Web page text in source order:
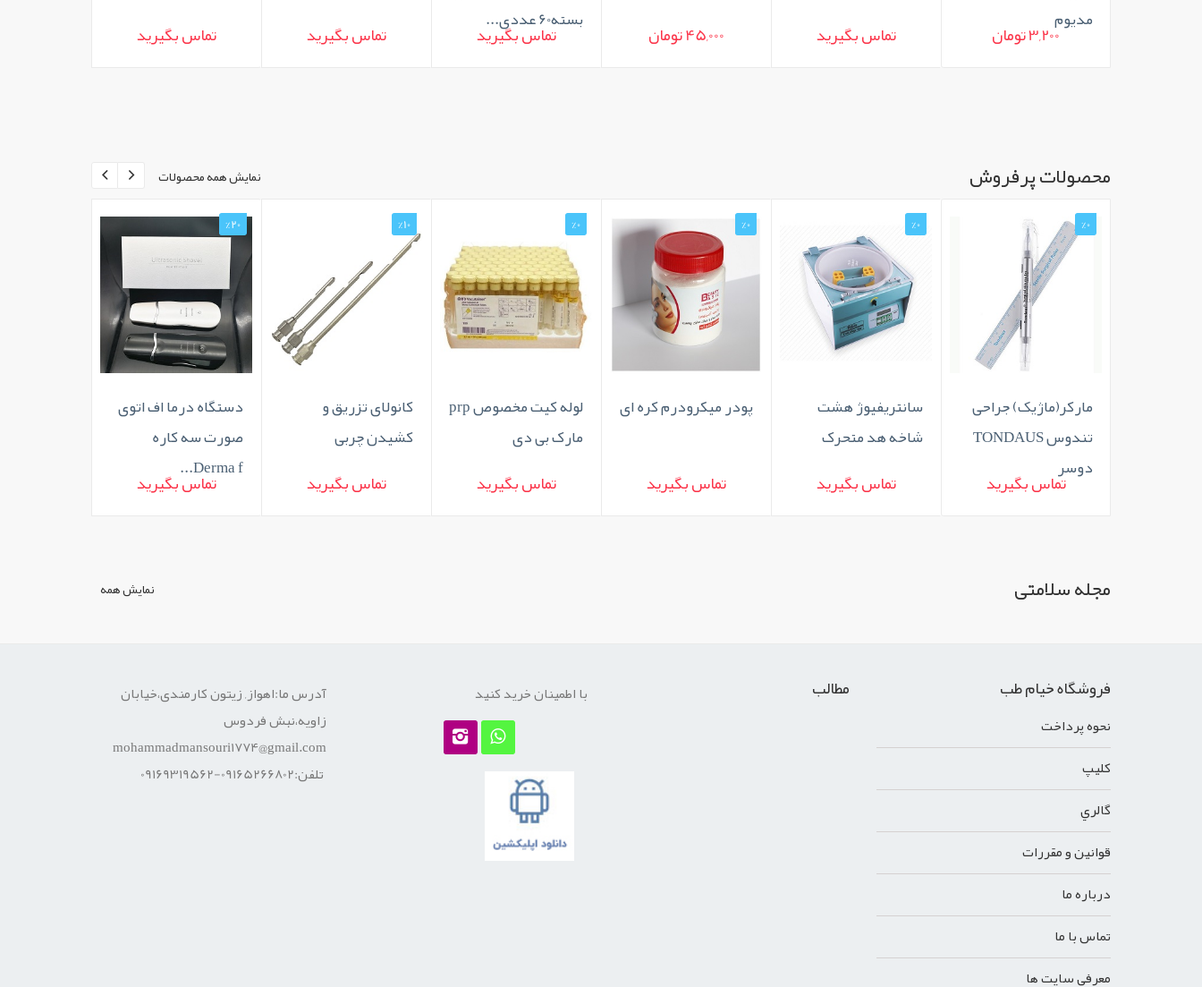
مدیوم3,200 تومان تماس بگیرید 45,000 تومان
بسته60 عددی...تماس بگیرید تماس بگیرید تماس بگیرید
نمایش همه محصولات محصولات پرفروش
%0
مارکر(ماژیک) جراحی
تندوس TONDAUS
دوسرتماس بگیرید
%0
سانتریفیوژ هشت
شاخه هد متحرک
تماس بگیرید
%0
پودر میکرودرم کره ای
تماس بگیرید
%0
لوله کیت مخصوص prp
مارک بی دی
تماس بگیرید
%10
کانولای تزریق و
کشیدن چربی
تماس بگیرید
%20
دستگاه درما اف اتوی
صورت سه کاره
Derma f...تماس بگیرید
نمایش همه مجله سلامتی
فروشگاه خیام طب
نحوه پرداخت
کليپ
گالري
قوانين و مقررات
درباره ما
تماس با ما
معرفي سايت ها
مطالب با اطمینان خرید کنید
آدرس ما:اهواز, زیتون کارمندی،خیابان
زاویه،نبش فردوس
mohammadmansouri1774@gmail.com
تلفن:09165266802-09169319562